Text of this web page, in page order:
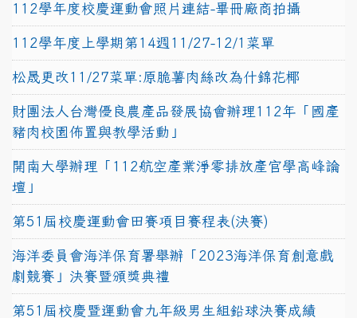
112學年度校慶運動會照片連結-畢冊廠商拍攝
112學年度上學期第14週11/27-12/1菜單
松晟更改11/27菜單:原脆薯肉絲改為什錦花椰
財團法人台灣優良農產品發展協會辦理112年「國產
豬肉校園佈置與教學活動」
開南大學辦理「112航空產業淨零排放產官學高峰論
壇」
第51屆校慶運動會田賽項目賽程表(決賽)
海洋委員會海洋保育署舉辦「2023海洋保育創意戲
劇競賽」決賽暨頒獎典禮
第51屆校慶暨運動會九年級男生組鉛球決賽成績